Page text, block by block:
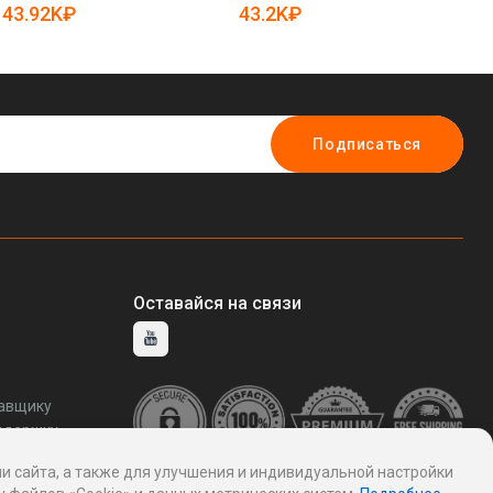
43.92K₽ 43.2K₽
Подписаться
Оставайся на связи
а также для улучшения и индивидуальной настройки